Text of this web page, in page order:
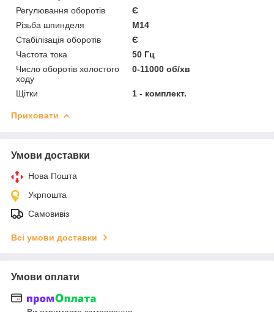
Регулювання оборотів
Є
Різьба шпинделя
М14
Стабілізація оборотів
Є
Частота тока
50 Гц
Число оборотів холостого
ходу
0-11000 об/хв
Щітки 1 - комплект.
Приховати
Умови доставки
Нова Пошта
Укрпошта
Самовивіз
Всі умови доставки
Умови оплати